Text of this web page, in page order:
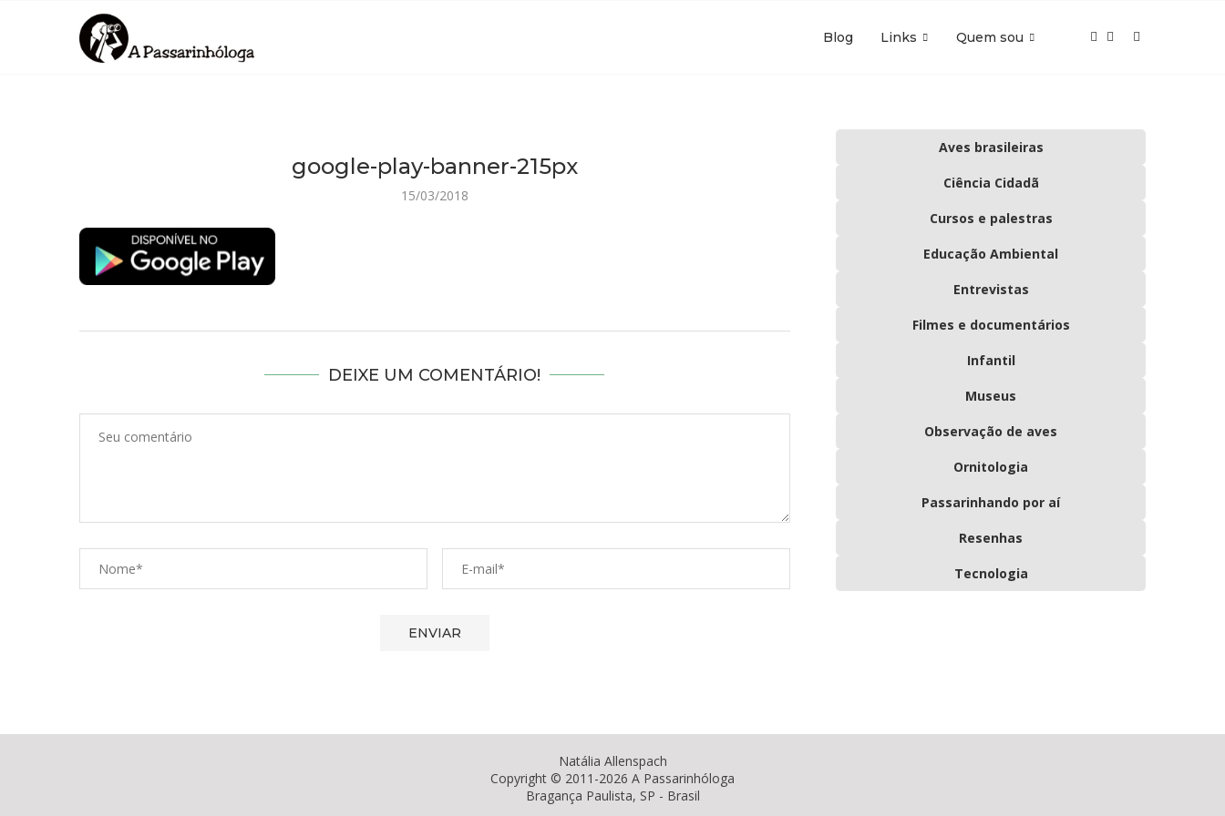
Blog Links Quem sou
google-play-banner-215px
15/03/2018
DEIXE UM COMENTÁRIO!
Aves brasileiras
Ciência Cidadã
Cursos e palestras
Educação Ambiental
Entrevistas
Filmes e documentários
Infantil
Museus
Observação de aves
Ornitologia
Passarinhando por aí
Resenhas
Tecnologia
Natália Allenspach
Copyright © 2011-2026 A Passarinhóloga
Bragança Paulista, SP - Brasil